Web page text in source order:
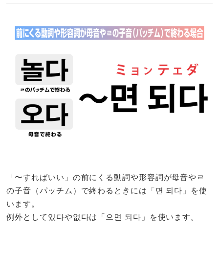
「〜すればいい」の前にくる動詞や形容詞が母音やㄹ
の子音（パッチム）で終わるときには「면 되다」を使
います。
例外として있다や없다は「으면 되다」を使います。